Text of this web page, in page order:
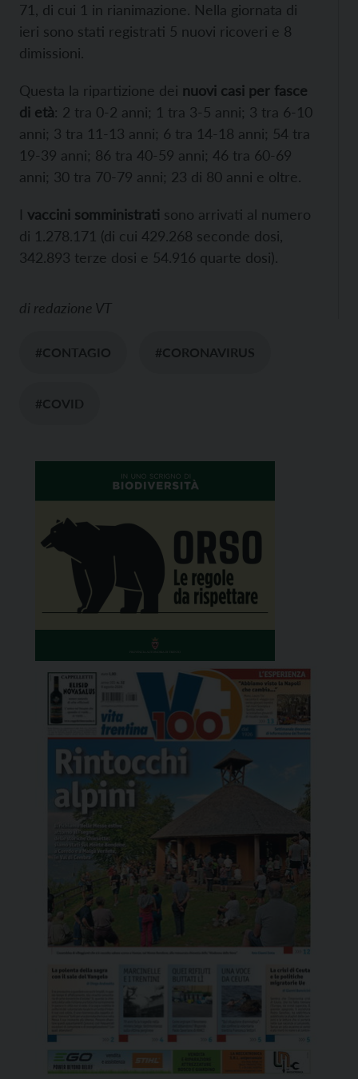
71, di cui 1 in rianimazione. Nella giornata di
ieri sono stati registrati 5 nuovi ricoveri e 8
dimissioni.
Questa la ripartizione dei nuovi casi per fasce
di età: 2 tra 0-2 anni; 1 tra 3-5 anni; 3 tra 6-10
anni; 3 tra 11-13 anni; 6 tra 14-18 anni; 54 tra
19-39 anni; 86 tra 40-59 anni; 46 tra 60-69
anni; 30 tra 70-79 anni; 23 di 80 anni e oltre.
I vaccini somministrati sono arrivati al numero
di 1.278.171 (di cui 429.268 seconde dosi,
342.893 terze dosi e 54.916 quarte dosi).
di redazione VT
#CONTAGIO #CORONAVIRUS
#COVID